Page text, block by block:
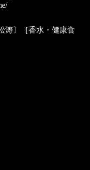
涛〕［香水・健康食